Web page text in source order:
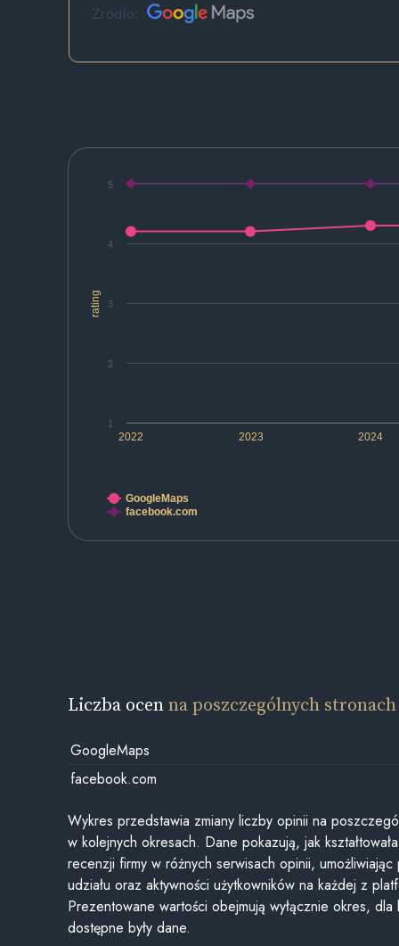
Źródło:
rating
2022 2023 2024
1
2
3
4
5
GoogleMaps
facebook.com
Liczba ocenna poszczególnych stronach
GoogleMaps
facebook.com
Wykres przedstawia zmiany liczby opinii na
w kolejnych okresach. Dane pokazują, jak
recenzji firmy w różnych serwisach opinii,
udziału oraz aktywności użytkowników na każdej z
Prezentowane wartości obejmują wyłącznie okres, dla
dostępne były dane.